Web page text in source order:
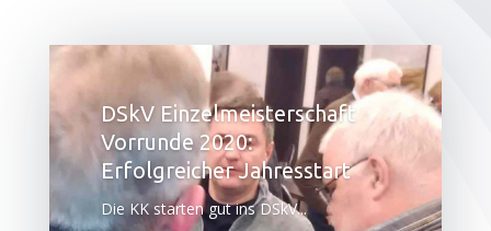
DSkV Einzelmeisterschaft
Vorrunde 2020:
Erfolgreicher Jahresstart
Die KK starten gut ins DSkV...